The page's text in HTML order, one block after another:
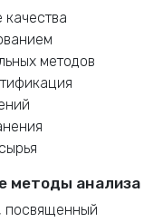
методов
методы анализа
посвященный